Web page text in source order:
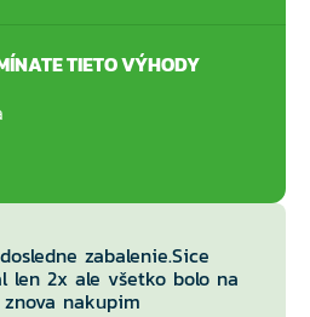
TIETO VÝHODY
zabalenie.Sice
len 2x ale všetko bolo na
nakupim